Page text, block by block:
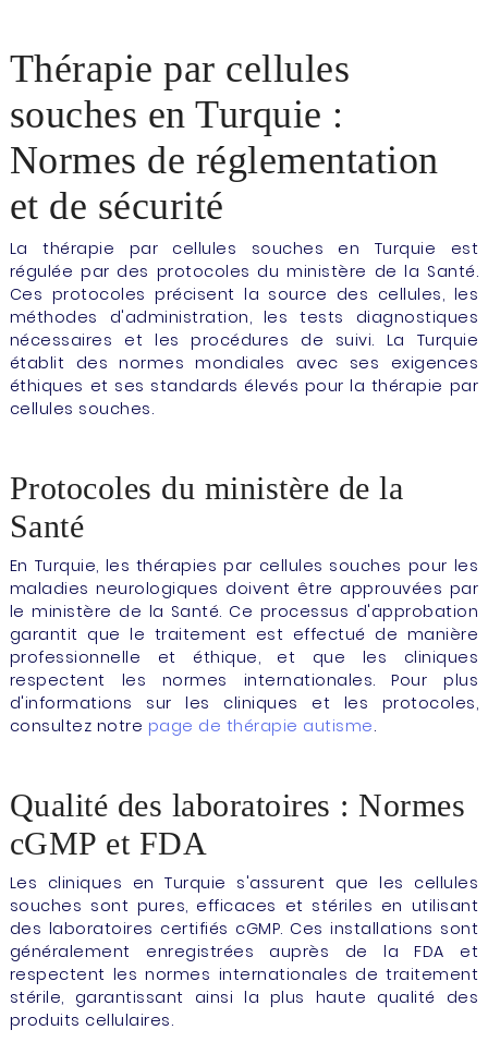
Thérapie par cellules
souches en Turquie :
Normes de réglementation
et de sécurité
La thérapie par cellules souches en Turquie est
régulée par des protocoles du ministère de la Santé.
Ces protocoles précisent la source des cellules, les
méthodes d'administration, les tests diagnostiques
nécessaires et les procédures de suivi. La Turquie
établit des normes mondiales avec ses exigences
éthiques et ses standards élevés pour la thérapie par
cellules souches.
Protocoles du ministère de la
Santé
En Turquie, les thérapies par cellules souches pour les
maladies neurologiques doivent être approuvées par
le ministère de la Santé. Ce processus d'approbation
garantit que le traitement est effectué de manière
professionnelle et éthique, et que les cliniques
respectent les normes internationales. Pour plus
d'informations sur les cliniques et les protocoles,
consultez notre page de thérapie autisme.
Qualité des laboratoires : Normes
cGMP et FDA
Les cliniques en Turquie s'assurent que les cellules
souches sont pures, efficaces et stériles en utilisant
des laboratoires certifiés cGMP. Ces installations sont
généralement enregistrées auprès de la FDA et
respectent les normes internationales de traitement
stérile, garantissant ainsi la plus haute qualité des
produits cellulaires.